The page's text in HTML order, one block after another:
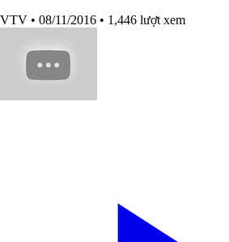
VTV • 08/11/2016 • 1,446 lượt xem